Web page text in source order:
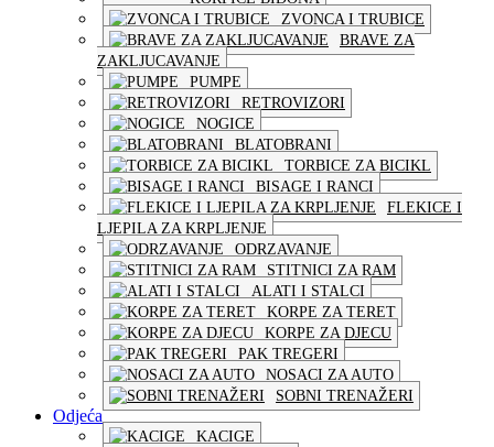
ZVONCA I TRUBICE
BRAVE ZA
ZAKLJUCAVANJE
PUMPE
RETROVIZORI
NOGICE
BLATOBRANI
TORBICE ZA BICIKL
BISAGE I RANCI
FLEKICE I
LJEPILA ZA KRPLJENJE
ODRZAVANJE
STITNICI ZA RAM
ALATI I STALCI
KORPE ZA TERET
KORPE ZA DJECU
PAK TREGERI
NOSACI ZA AUTO
SOBNI TRENAŽERI
Odjeća
KACIGE